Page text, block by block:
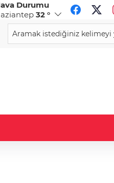
Durumu
32 °
CHF
58,8381 %-0,15